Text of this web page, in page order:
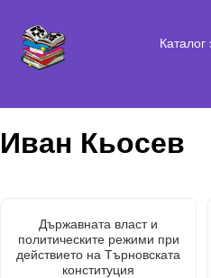
Каталог
Иван Кьосев
Държавната власт и
политическите режими при
действието на Търновската
конституция